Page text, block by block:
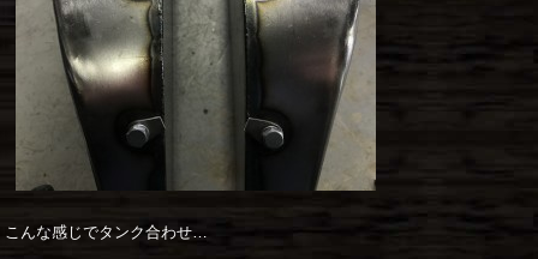
こんな感じでタンク合わせ…